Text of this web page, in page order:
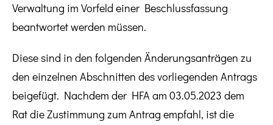
Verwaltung im Vorfeld einer Beschlussfassung
beantwortet werden müssen.
Diese sind in den folgenden Änderungsanträgen zu
den einzelnen Abschnitten des vorliegenden Antrags
beigefügt. Nachdem der HFA am 03.05.2023 dem
Rat die Zustimmung zum Antrag empfahl, ist die